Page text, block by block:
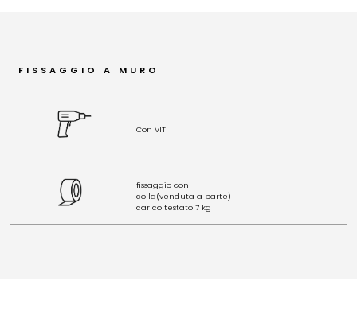
FISSAGGIO A MURO
Con VITI
fissaggio con
colla(venduta a parte)
carico testato 7 kg